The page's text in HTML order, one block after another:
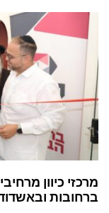
מרכזי כיוון
ברחובות